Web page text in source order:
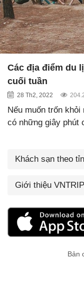
Các địa điểm du
cuối tuần
28 Th2, 2022
Nếu muốn trốn
có những giây phút
Khách sạn theo
Giới thiệu VNTRIP
Bản